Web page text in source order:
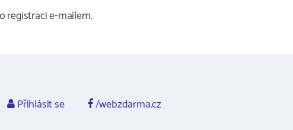
registraci e-mailem.
Přihlásit se /webzdarma.cz